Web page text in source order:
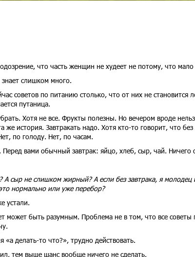
что часть женщин не худеет не потому, что мало
слишком много.
советов по питанию столько, что от них не становится
путаница.
Хотя не все. Фрукты полезны. Но вечером вроде
история. Завтракать надо. Хотя кто-то говорит, что без
по голоду. Нет, по часам.
Перед вами обычный завтрак: яйцо, хлеб, сыр, чай. Ничего
сыр не слишком жирный? А если без завтрака, я молодец
нормально или уже перебор?
устали.
может быть разумным. Проблема не в том, что все советы
«а делать-то что?», трудно действовать.
тем выше шанс вообще ничего не сделать.